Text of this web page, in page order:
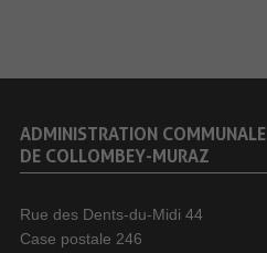
ADMINISTRATION COMMUNALE
DE COLLOMBEY-MURAZ
Rue des Dents-du-Midi 44
Case postale 246